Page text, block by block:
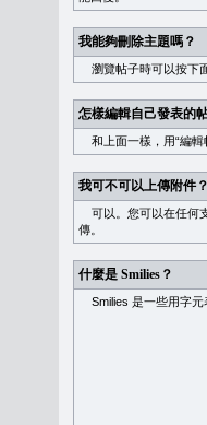
我能夠刪除主題嗎？
瀏覽帖子時可以按下
怎樣編輯自己發表的
和上面一樣，用“編輯
我可不可以上傳附件？
可以。您可以在任何
傳。
什麼是 Smilies？
Smilies 是一些用字元